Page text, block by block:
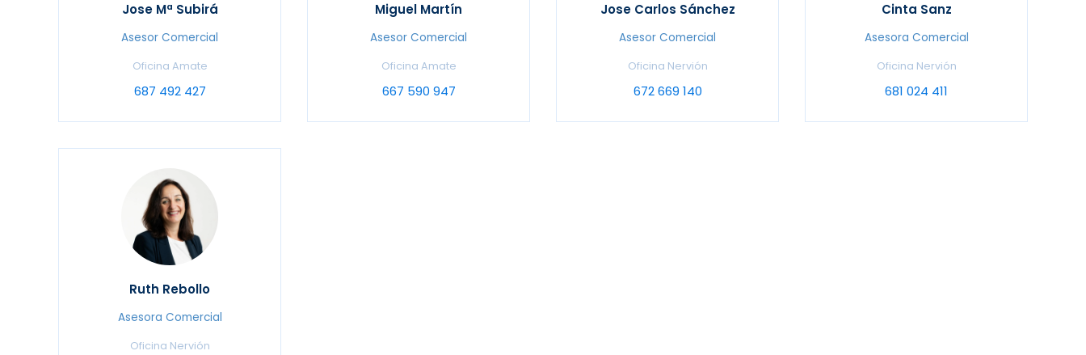
Jose Mª Subirá
Asesor Comercial
Oficina Amate
687 492 427
Miguel Martín
Asesor Comercial
Oficina Amate
667 590 947
Jose Carlos Sánchez
Asesor Comercial
Oficina Nervión
672 669 140
Cinta Sanz
Asesora Comercial
Oficina Nervión
681 024 411
Ruth Rebollo
Asesora Comercial
Oficina Nervión